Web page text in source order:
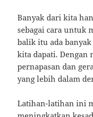
Banyak dari kita
sebagai cara untuk
balik itu ada
kita dapati. Dengan
pernapasan dan
yang lebih dalam
Latihan-latihan ini